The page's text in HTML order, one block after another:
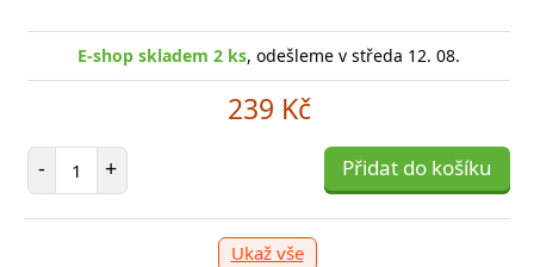
E-shop skladem 2 ks, odešleme v středa 12. 08.
239 Kč
- Počet položek
+ Přidat do košíku
Ukaž vše